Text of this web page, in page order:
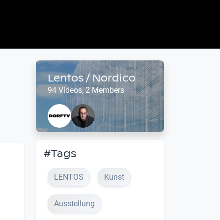
Lentos / Nordico
94 Videos, 2 Members
#Tags
LENTOS Kunst
Ausstellung